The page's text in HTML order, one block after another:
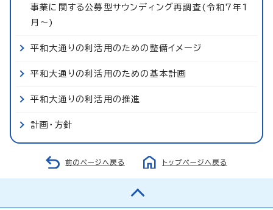
事業に関する公募型サウンディング再調査(令和7年1
月～)
平和大通りの利活用のための整備イメージ
平和大通りの利活用のための基本計画
平和大通りの利活用の推進
計画・方針
前のページへ戻る トップページへ戻る